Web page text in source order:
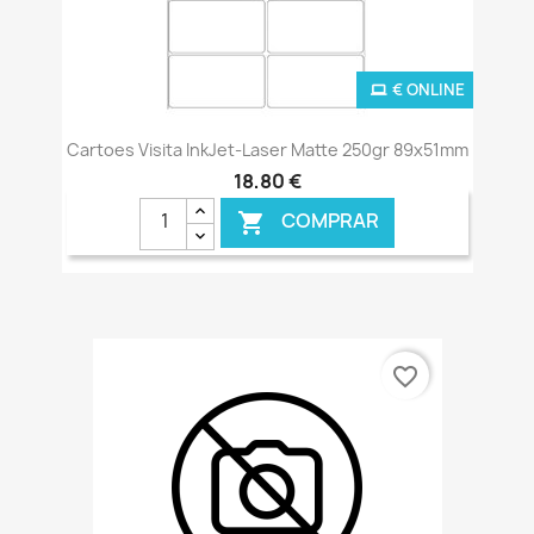
Cartoes Visita InkJet-Laser Matte 250gr 89x51mm
18,80 €
 COMPRAR
€ ONLINE
favorite_border